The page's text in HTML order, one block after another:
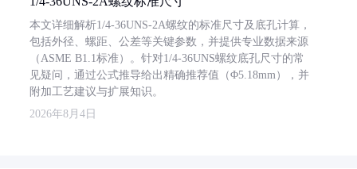
本文详细解析1/4-36UNS-2A螺纹的标准尺寸及底孔计算，
包括外径、螺距、公差等关键参数，并提供专业数据来源
（ASME B1.1标准）。针对1/4-36UNS螺纹底孔尺寸的常
见疑问，通过公式推导给出精确推荐值（Φ5.18mm），并
附加工艺建议与扩展知识。
2026年8月4日